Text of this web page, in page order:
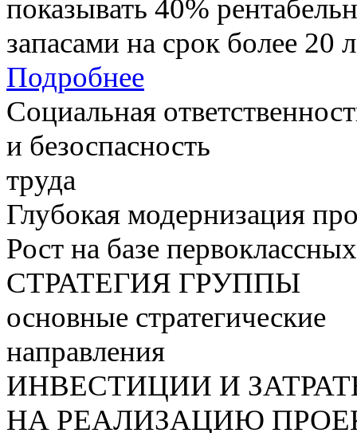
показывать 40%
запасами на срок более 20
Подробнее
Социальная
и безоспасность
труда
Глубокая модернизация
Рост на базе
СТРАТЕГИЯ ГРУППЫ
основные стратегические
направления
ИНВЕСТИЦИИ И
НА РЕАЛИЗАЦИЮ